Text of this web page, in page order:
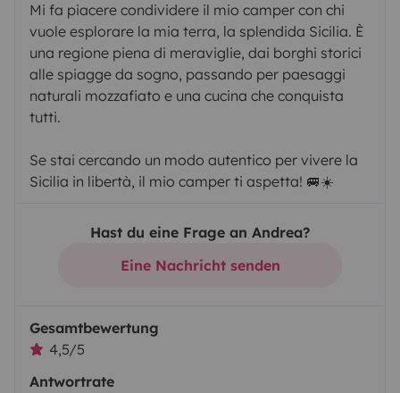
Mi fa piacere condividere il mio camper con chi
vuole esplorare la mia terra, la splendida Sicilia. È
una regione piena di meraviglie, dai borghi storici
alle spiagge da sogno, passando per paesaggi
naturali mozzafiato e una cucina che conquista
tutti.
Se stai cercando un modo autentico per vivere la
Sicilia in libertà, il mio camper ti aspetta! 🚐☀️
Hast du eine Frage an Andrea?
Eine Nachricht senden
Gesamtbewertung
4,5/5
Antwortrate